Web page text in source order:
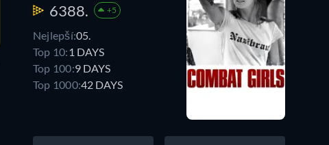
6388. +5
Nejlepší:05.
Top 10: 1 DAYS
Top 100:9 DAYS
Top 1000:42 DAYS